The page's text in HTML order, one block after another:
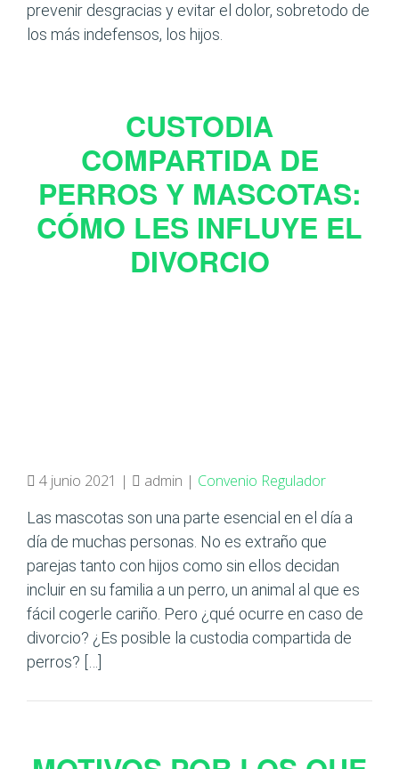
prevenir desgracias y evitar el dolor, sobretodo de
los más indefensos, los hijos.
CUSTODIA
COMPARTIDA DE
PERROS Y MASCOTAS:
CÓMO LES INFLUYE EL
DIVORCIO
4 junio 2021 | admin | Convenio Regulador
Las mascotas son una parte esencial en el día a
día de muchas personas. No es extraño que
parejas tanto con hijos como sin ellos decidan
incluir en su familia a un perro, un animal al que es
fácil cogerle cariño. Pero ¿qué ocurre en caso de
divorcio? ¿Es posible la custodia compartida de
perros? […]